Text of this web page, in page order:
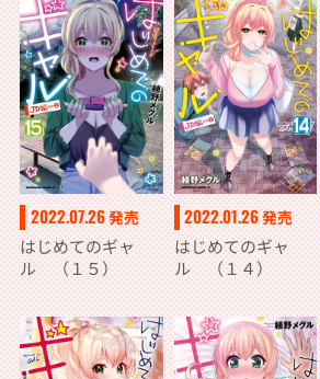
2022.07.26発売
はじめてのギャ
ル （１５）
2022.01.26発売
はじめてのギャ
ル （１４）